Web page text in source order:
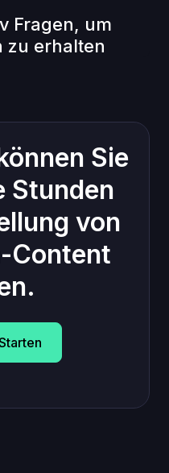
Fragen, um
zu erhalten
Sie
Stunden
von
Content